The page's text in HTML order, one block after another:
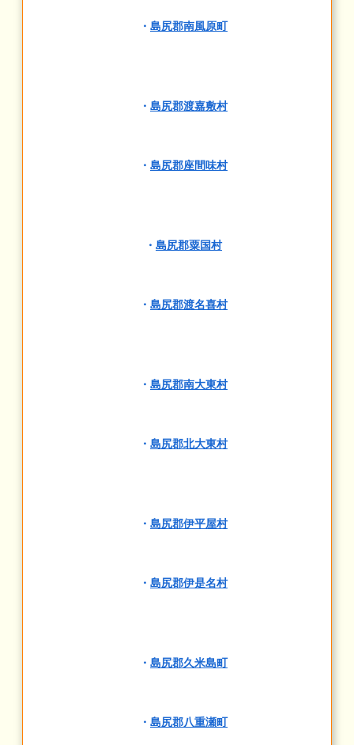
・ 島尻郡南風原町
・ 島尻郡渡嘉敷村
・ 島尻郡座間味村
・ 島尻郡粟国村
・ 島尻郡渡名喜村
・ 島尻郡南大東村
・ 島尻郡北大東村
・ 島尻郡伊平屋村
・ 島尻郡伊是名村
・ 島尻郡久米島町
・ 島尻郡八重瀬町